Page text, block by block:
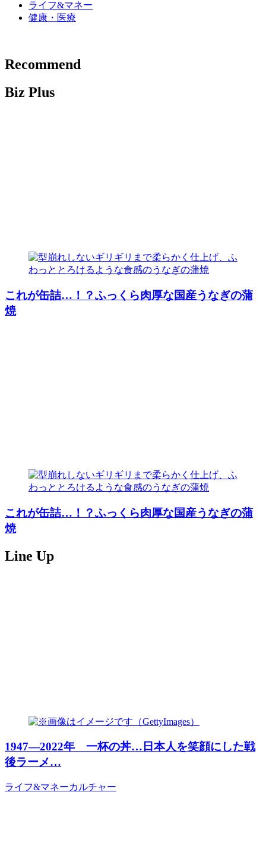
ライフ&マネー
健康・医療
Recommend
Biz Plus
これが缶詰…！？ふっくら肉厚な国産うなぎの蒲
焼
これが缶詰…！？ふっくら肉厚な国産うなぎの蒲
焼
Line Up
1947―2022年 一杯の丼…日本人を笑顔にした戦
後ラーメ…
ライフ&マネーカルチャー